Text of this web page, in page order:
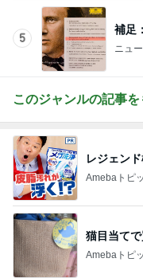
5
補足
ニュ
このジャンルの記事
レジェン
Amebaトピ
猫目当て
Amebaトピ